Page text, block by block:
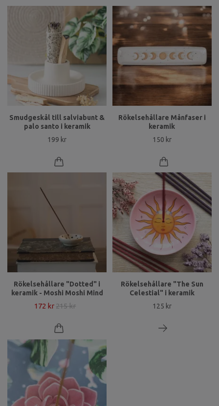
Smudgeskål till salviabunt &
palo santo i keramik
199 kr
Rökelsehållare Månfaser i
keramik
150 kr
Rökelsehållare "Dotted" i
keramik - Moshi Moshi Mind
172 kr 215 kr
Rökelsehållare "The Sun
Celestial" i keramik
125 kr